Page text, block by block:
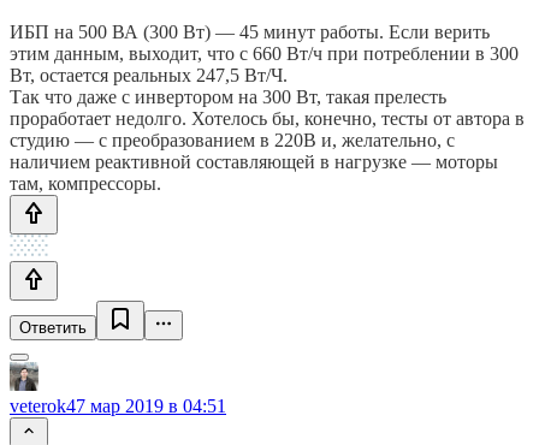
ИБП на 500 ВА (300 Вт) — 45 минут работы. Если верить
этим данным, выходит, что с 660 Вт/ч при потреблении в 300
Вт, остается реальных 247,5 Вт/Ч.
Так что даже с инвертором на 300 Вт, такая прелесть
проработает недолго. Хотелось бы, конечно, тесты от автора в
студию — с преобразованием в 220В и, желательно, с
наличием реактивной составляющей в нагрузке — моторы
там, компрессоры.
Ответить
veterok47 мар 2019 в 04:51